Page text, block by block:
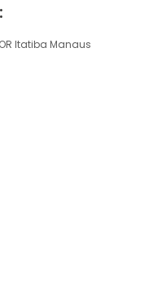
Itatiba Manaus